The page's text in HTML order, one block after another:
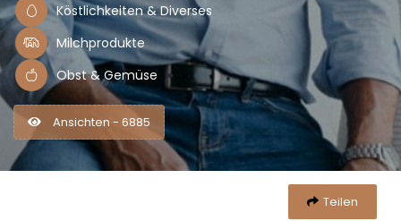
Köstlichkeiten & Diverses
Milchprodukte
Obst & Gemüse
Ansichten - 6885
Teilen